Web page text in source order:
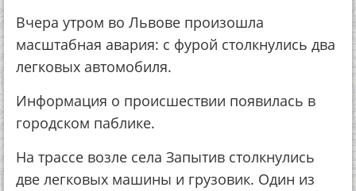
Вчера утром во Львове произошла
масштабная авария: с фурой столкнулись два
легковых автомобиля.
Информация о происшествии появилась в
городском паблике.
На трассе возле села Запытив столкнулись
две легковых машины и грузовик. Один из